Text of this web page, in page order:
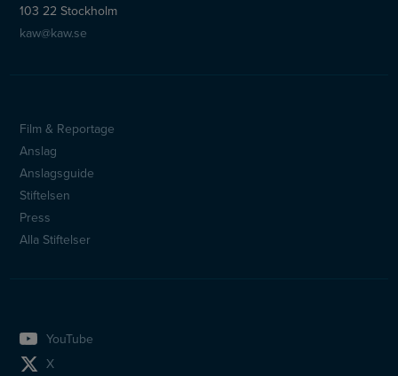
103 22 Stockholm
kaw@kaw.se
Sidfotsmeny
Film & Reportage
Anslag
Anslagsguide
Stiftelsen
Press
Alla Stiftelser
YouTube
X